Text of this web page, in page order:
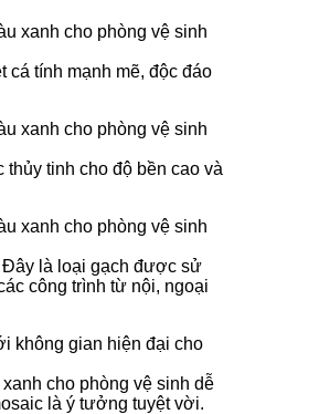
cá tính mạnh mẽ, độc đáo
thủy tinh cho độ bền cao và
Đây là loại gạch được sử
công trình từ nội, ngoại
cho phòng vệ sinh dễ
là ý tưởng tuyệt vời.